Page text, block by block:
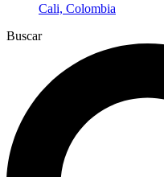
Cali, Colombia
Buscar